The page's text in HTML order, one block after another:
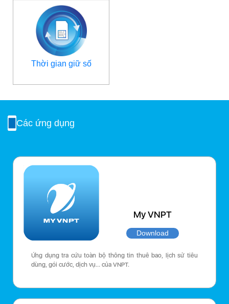
Thời gian giữ số
Các ứng dụng
My VNPT
Download
Ứng dụng tra cứu toàn bộ thông tin thuê bao, lịch sử tiêu
dùng, gói cước, dịch vụ… của VNPT.